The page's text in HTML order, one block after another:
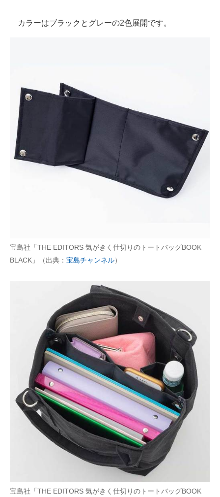
カラーはブラックとグレーの2色展開です。
宝島社「THE EDITORS 気がきく仕切りのトートバッグBOOK
BLACK」（出典： 宝島チャンネル）
宝島社「THE EDITORS 気がきく仕切りのトートバッグBOOK